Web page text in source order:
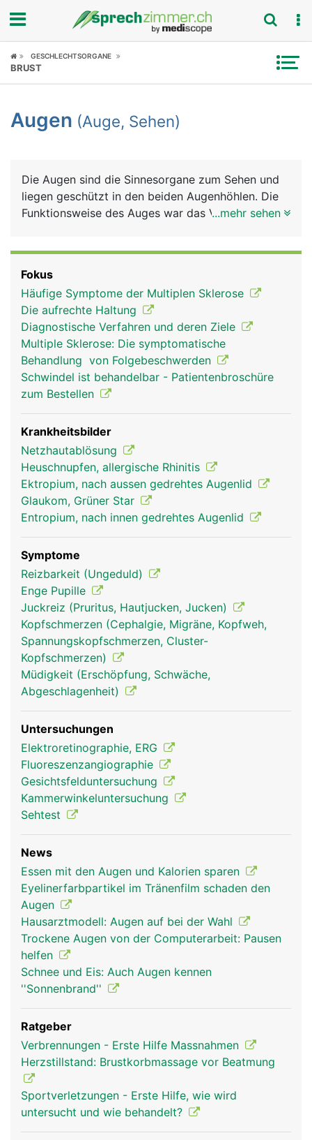
Fokus
Symptome
News
Rubriken
GESCHLECHTSORGANE
BRUST
Augen (Auge, Sehen)
Die Augen sind die Sinnesorgane zum Sehen und
liegen geschützt in den beiden Augenhöhlen. Die
Funktionsweise des Auges war das Vorbild für die
(Akkommodation). Die Regenbogenhaut (Iris), die
Blende beim Fotoapparat, kann sich weiter öffnen
oder schliessen (Pupille) und so die Intensität des
einfallenden Lichts regulieren. Die Sehrezeptoren
auf der Netzhaut (Retina) an der Rückfläche des
Auges wandeln das Licht in elektrische
Nervensignale um, die über den Sehnerven zum
Sehzentrum im Hirn geleitet werden und dort das
Bild erzeugen, das wir sehen. Dadurch dass der
Mensch zwei Augen besitzt, die von mehreren
Augenmuskeln genau koordiniert werden, ist ein
dreidimensionales (räumliches) Sehen möglich.
Augen und Sehen
Frau
Augen und Sehen
Mann
...mehr sehen
Fokus
Häufige Symptome der Multiplen Sklerose
Die aufrechte Haltung
Diagnostische Verfahren und deren Ziele
Multiple Sklerose: Die symptomatische
Behandlung von Folgebeschwerden
Schwindel ist behandelbar - Patientenbroschüre
zum Bestellen
Krankheitsbilder
Netzhautablösung
Heuschnupfen, allergische Rhinitis
Ektropium, nach aussen gedrehtes Augenlid
Glaukom, Grüner Star
Entropium, nach innen gedrehtes Augenlid
Symptome
Reizbarkeit (Ungeduld)
Enge Pupille
Juckreiz (Pruritus, Hautjucken, Jucken)
Kopfschmerzen (Cephalgie, Migräne, Kopfweh,
Spannungskopfschmerzen, Cluster-
Kopfschmerzen)
Müdigkeit (Erschöpfung, Schwäche,
Abgeschlagenheit)
Untersuchungen
Elektroretinographie, ERG
Fluoreszenzangiographie
Gesichtsfelduntersuchung
Kammerwinkeluntersuchung
Sehtest
News
Essen mit den Augen und Kalorien sparen
Eyelinerfarbpartikel im Tränenfilm schaden den
Augen
Hausarztmodell: Augen auf bei der Wahl
Trockene Augen von der Computerarbeit: Pausen
helfen
Schnee und Eis: Auch Augen kennen
''Sonnenbrand''
Ratgeber
Verbrennungen - Erste Hilfe Massnahmen
Herzstillstand: Brustkorbmassage vor Beatmung
Sportverletzungen - Erste Hilfe, wie wird
untersucht und wie behandelt?